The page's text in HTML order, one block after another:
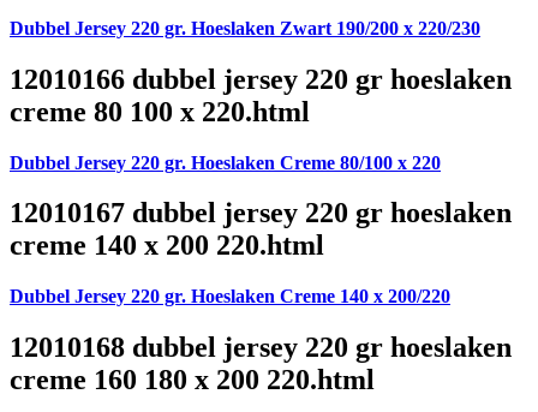
Dubbel Jersey 220 gr. Hoeslaken Zwart 190/200 x 220/230
12010166 dubbel jersey 220 gr hoeslaken
creme 80 100 x 220.html
Dubbel Jersey 220 gr. Hoeslaken Creme 80/100 x 220
12010167 dubbel jersey 220 gr hoeslaken
creme 140 x 200 220.html
Dubbel Jersey 220 gr. Hoeslaken Creme 140 x 200/220
12010168 dubbel jersey 220 gr hoeslaken
creme 160 180 x 200 220.html